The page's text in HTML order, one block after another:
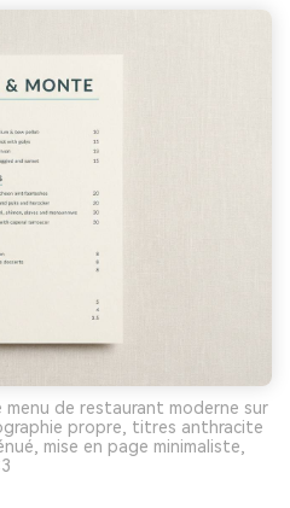
de restaurant moderne sur
propre, titres anthracite
mise en page minimaliste,